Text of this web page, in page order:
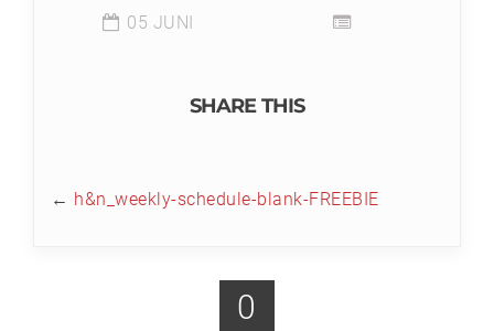
05 JUNI
SHARE THIS
← h&n_weekly-schedule-blank-FREEBIE
0